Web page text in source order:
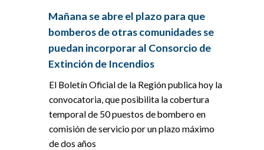
Mañana se abre el plazo para que
bomberos de otras comunidades se
puedan incorporar al Consorcio de
Extinción de Incendios
El Boletín Oficial de la Región publica hoy la
convocatoria, que posibilita la cobertura
temporal de 50 puestos de bombero en
comisión de servicio por un plazo máximo
de dos años